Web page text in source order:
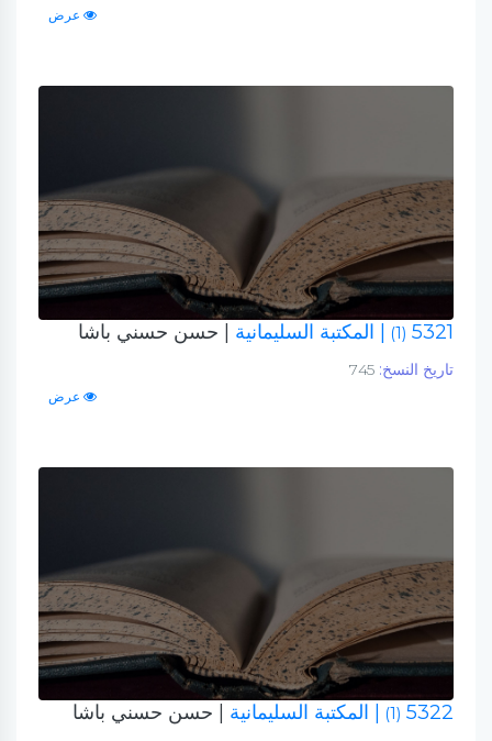
عرض
5321
(1) | المكتبة السليمانية | حسن حسني باشا
تاريخ النسخ:
عرض
5322
(1) | المكتبة السليمانية | حسن حسني باشا